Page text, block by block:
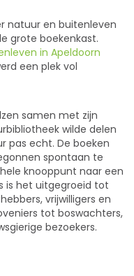
natuur en buitenleven
grote boekenkast.
in Apeldoorn
een plek vol
samen met zijn
wilde delen
pas echt. De boeken
spontaan te
knooppunt naar een
is het uitgegroeid tot
vrijwilligers en
tot boswachters,
bezoekers.